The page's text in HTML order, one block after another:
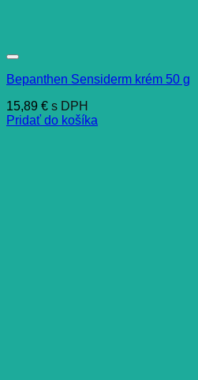
Bepanthen Sensiderm krém 50 g
15,89 € s DPH
Pridať do košíka